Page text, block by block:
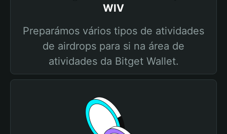
WIV
Preparámos vários tipos de atividades
de airdrops para si na área de
atividades da Bitget Wallet.